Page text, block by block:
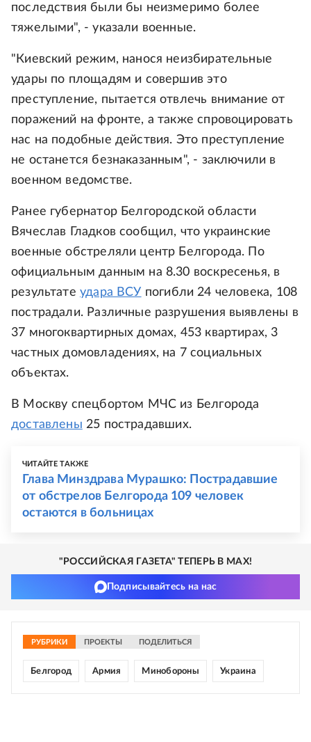
последствия были бы неизмеримо более
тяжелыми", - указали военные.
"Киевский режим, нанося неизбирательные
удары по площадям и совершив это
преступление, пытается отвлечь внимание от
поражений на фронте, а также спровоцировать
нас на подобные действия. Это преступление
не останется безнаказанным", - заключили в
военном ведомстве.
Ранее губернатор Белгородской области
Вячеслав Гладков сообщил, что украинские
военные обстреляли центр Белгорода. По
официальным данным на 8.30 воскресенья, в
результате удара ВСУ погибли 24 человека, 108
пострадали. Различные разрушения выявлены в
37 многоквартирных домах, 453 квартирах, 3
частных домовладениях, на 7 социальных
объектах.
В Москву спецбортом МЧС из Белгорода
доставлены 25 пострадавших.
ЧИТАЙТЕ ТАКЖЕ
Глава Минздрава Мурашко: Пострадавшие
от обстрелов Белгорода 109 человек
остаются в больницах
"РОССИЙСКАЯ ГАЗЕТА" ТЕПЕРЬ В MAX!
Подписывайтесь на нас
РУБРИКИ ПРОЕКТЫ ПОДЕЛИТЬСЯ
Белгород Армия Минобороны Украина